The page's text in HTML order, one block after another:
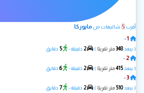
أقرب 5 شاليهات منمايوركا
1
-
( يبعد348متر تقريبًا )
2 دقيقة - 5 دقايق
2
-
( يبعد415متر تقريبًا )
2 دقيقة - 6 دقايق
3
-
( يبعد510 متر تقريبًا )
2 دقيقة - 7 دقايق